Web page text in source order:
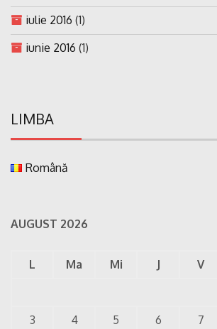
iulie 2016 (1)
iunie 2016 (1)
LIMBA
Română
AUGUST 2026
L Ma Mi J V
3
4 5 6 7